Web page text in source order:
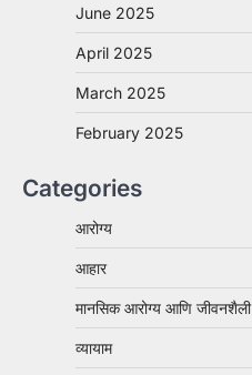
June 2025
April 2025
March 2025
February 2025
Categories
आरोग्य
आहार
मानसिक आरोग्य आणि जीवनशैली
व्यायाम